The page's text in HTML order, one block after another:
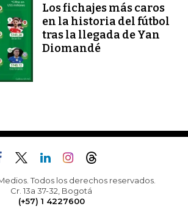
Los fichajes más caros
en la historia del fútbol
tras la llegada de Yan
Diomandé
Todos los derechos reservados.
Cr. 13a 37-32, Bogotá
(+57) 1 4227600